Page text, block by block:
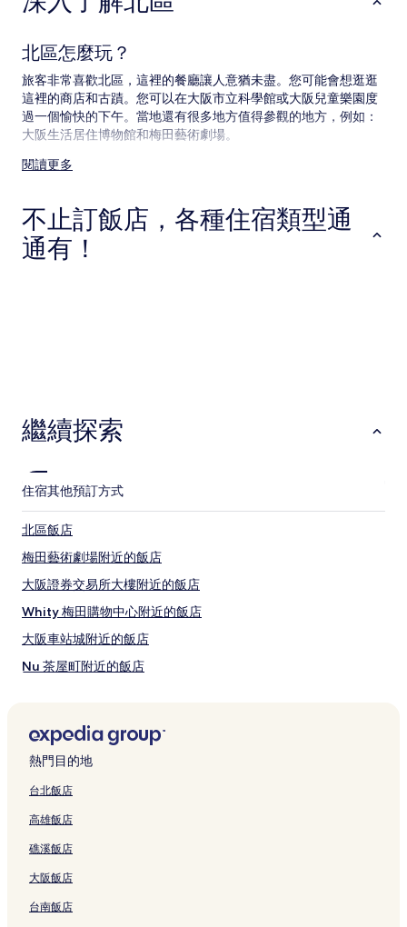
能
受
到
其
他
款
限
北區怎麼玩？
旅客非常喜歡北區，這裡的餐廳讓人意猶未盡。您可能會想逛逛
這裡的商店和古蹟。您可以在大阪市立科學館或大阪兒童樂園度
過一個愉快的下午。當地還有很多地方值得參觀的地方，例如：
大阪生活居住博物館和梅田藝術劇場。
北區交通資訊
北區距離伊丹機場 (ITM) 10.5 公里 (6.6 英里)
北區距離神戶機場 (UKB) 26.5 公里 (16.4 英里)
北區距離關西國際機場 (KIX) 39.1 公里 (24.3 英里)
當地的車站如下：
中津站
大阪梅田站 (阪急)
北區有哪些玩樂景點？
北區必訪景點
梅田空中庭園展望台
大阪天滿宮
大阪市中央公會堂
大阪市中央公會堂
NU 茶屋町
HEP Five 購物中心
阪急三番街
北區其他熱門景點
Whity 梅田購物中心
天神橋筋商店街
阪急梅田本店
Grand Front 大阪
閱讀更多
不止訂飯店，各種住宿類型通
通有！
繼續探索
住宿其他預訂方式
北區飯店
梅田藝術劇場附近的飯店
大阪證券交易所大樓附近的飯店
Whity 梅田購物中心附近的飯店
大阪車站城附近的飯店
Nu 茶屋町附近的飯店
天滿站附近的飯店
堂山町飯店
阪急三番街附近的飯店
浪花町飯店
大阪 LUCUA附近的飯店
熱門目的地
台北飯店
高雄飯店
礁溪飯店
大阪飯店
台南飯店